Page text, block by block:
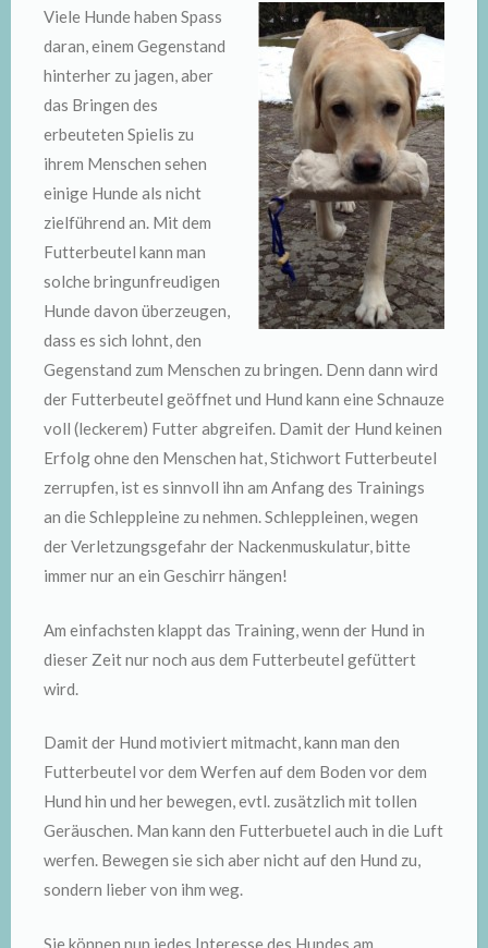
Viele Hunde haben Spass
daran, einem Gegenstand
hinterher zu jagen, aber
das Bringen des
erbeuteten Spielis zu
ihrem Menschen sehen
einige Hunde als nicht
zielführend an. Mit dem
Futterbeutel kann man
solche bringunfreudigen
Hunde davon überzeugen,
dass es sich lohnt, den
Gegenstand zum Menschen zu bringen. Denn dann wird
der Futterbeutel geöffnet und Hund kann eine Schnauze
voll (leckerem) Futter abgreifen. Damit der Hund keinen
Erfolg ohne den Menschen hat, Stichwort Futterbeutel
zerrupfen, ist es sinnvoll ihn am Anfang des Trainings
an die Schleppleine zu nehmen. Schleppleinen, wegen
der Verletzungsgefahr der Nackenmuskulatur, bitte
immer nur an ein Geschirr hängen!
Am einfachsten klappt das Training, wenn der Hund in
dieser Zeit nur noch aus dem Futterbeutel gefüttert
wird.
Damit der Hund motiviert mitmacht, kann man den
Futterbeutel vor dem Werfen auf dem Boden vor dem
Hund hin und her bewegen, evtl. zusätzlich mit tollen
Geräuschen. Man kann den Futterbuetel auch in die Luft
werfen. Bewegen sie sich aber nicht auf den Hund zu,
sondern lieber von ihm weg.
Sie können nun jedes Interesse des Hundes am